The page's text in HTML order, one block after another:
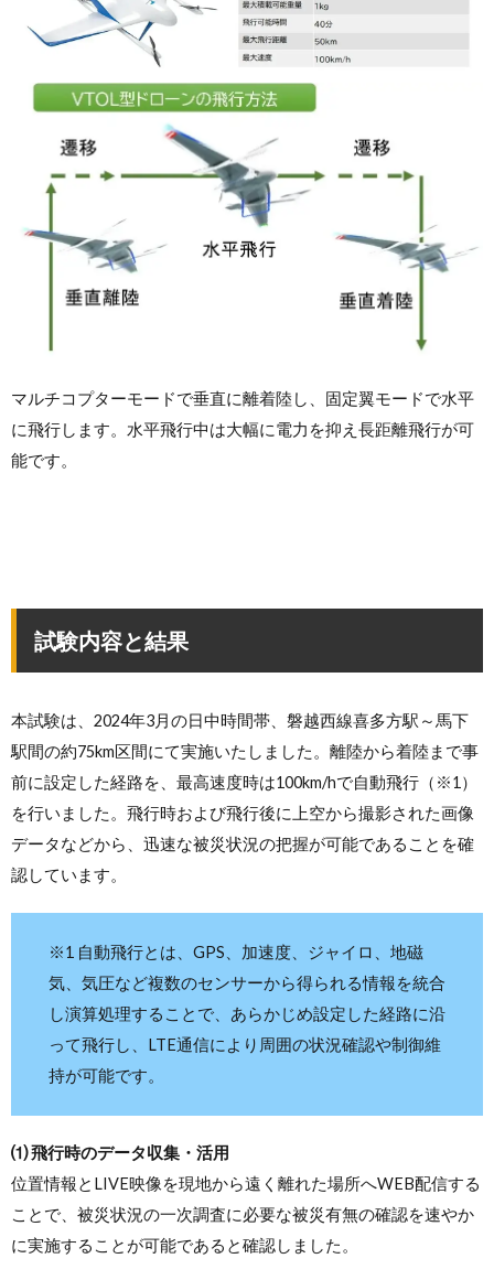
マルチコプターモードで垂直に離着陸し、固定翼モードで水平
に飛行します。水平飛行中は大幅に電力を抑え長距離飛行が可
能です。
試験内容と結果
本試験は、2024年3月の日中時間帯、磐越西線喜多方駅～馬下
駅間の約75km区間にて実施いたしました。離陸から着陸まで事
前に設定した経路を、最高速度時は100km/hで自動飛行（※1）
を行いました。飛行時および飛行後に上空から撮影された画像
データなどから、迅速な被災状況の把握が可能であることを確
認しています。
※1 自動飛行とは、GPS、加速度、ジャイロ、地磁
気、気圧など複数のセンサーから得られる情報を統合
し演算処理することで、あらかじめ設定した経路に沿
って飛行し、LTE通信により周囲の状況確認や制御維
持が可能です。
⑴ 飛行時のデータ収集・活用
位置情報とLIVE映像を現地から遠く離れた場所へWEB配信する
ことで、被災状況の一次調査に必要な被災有無の確認を速やか
に実施することが可能であると確認しました。